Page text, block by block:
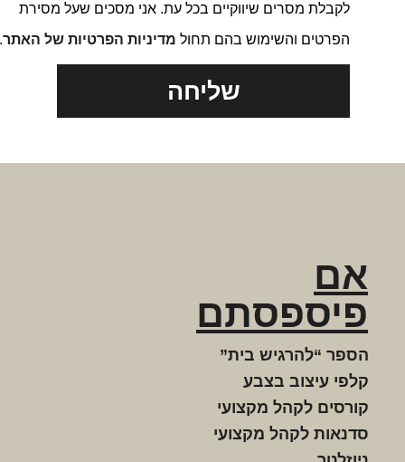
לקבלת מסרים שיווקיים בכל עת. אני מסכים שעל מסירת
הפרטים והשימוש בהם תחולמדיניות הפרטיות של האתר.
שליחה
אם
פיספסתם
הספר “להרגיש בית”
קלפי עיצוב בצבע
קורסים לקהל מקצועי
סדנאות לקהל מקצועי